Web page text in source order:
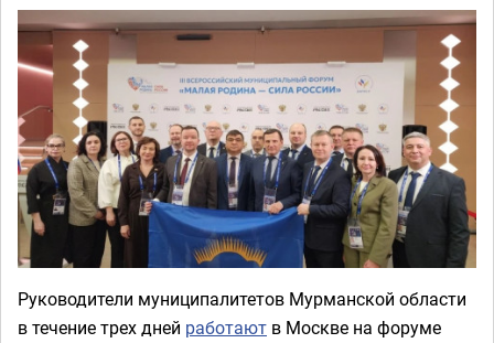
Руководители муниципалитетов Мурманской области
в течение трех дней работают в Москве на форуме